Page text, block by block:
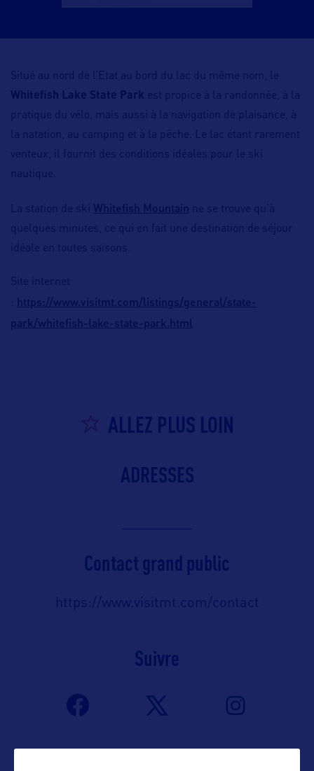
Situé au nord de l’Etat au bord du lac du même nom, le
Whitefish Lake State Park est propice à la randonnée, à la
pratique du vélo, mais aussi à la navigation de plaisance, à
la natation, au camping et à la pêche. Le lac étant rarement
venteux, il fournit des conditions idéales pour le ski
nautique.
La station de ski Whitefish Mountain ne se trouve qu’à
quelques minutes, ce qui en fait une destination de séjour
idéale en toutes saisons.
Site internet
: https://www.visitmt.com/listings/general/state-
park/whitefish-lake-state-park.html
ALLEZ PLUS LOIN
ADRESSES
Contact grand public
https://www.visitmt.com/contact
Suivre